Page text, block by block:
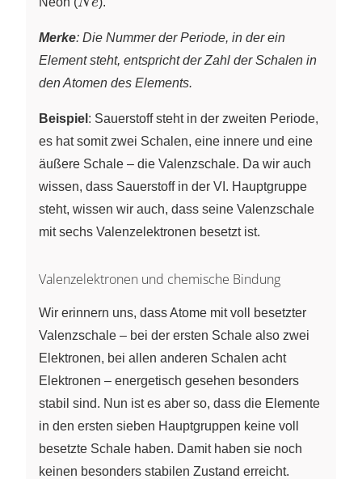
Merke: Die Nummer der Periode, in der ein
Element steht, entspricht der Zahl der Schalen in
den Atomen des Elements.
Beispiel : Sauerstoff steht in der zweiten Periode,
es hat somit zwei Schalen, eine innere und eine
äußere Schale – die Valenzschale. Da wir auch
wissen, dass Sauerstoff in der VI. Hauptgruppe
steht, wissen wir auch, dass seine Valenzschale
mit sechs Valenzelektronen besetzt ist.
Valenzelektronen und chemische Bindung
Wir erinnern uns, dass Atome mit voll besetzter
Valenzschale – bei der ersten Schale also zwei
Elektronen, bei allen anderen Schalen acht
Elektronen – energetisch gesehen besonders
stabil sind. Nun ist es aber so, dass die Elemente
in den ersten sieben Hauptgruppen keine voll
besetzte Schale haben. Damit haben sie noch
keinen besonders stabilen Zustand erreicht.